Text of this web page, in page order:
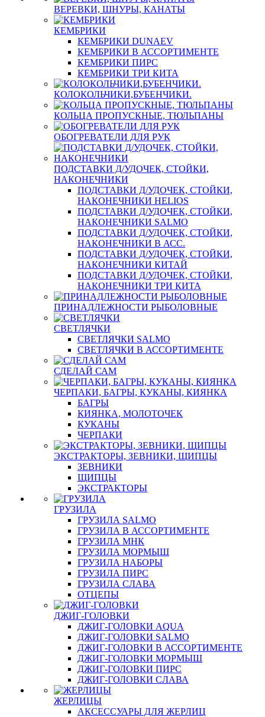
ВЕРЕВКИ, ШНУРЫ, КАНАТЫ
КЕМБРИКИ
КЕМБРИКИ DUNAEV
КЕМБРИКИ В АССОРТИМЕНТЕ
КЕМБРИКИ ПИРС
КЕМБРИКИ ТРИ КИТА
КОЛОКОЛЬЧИКИ,БУБЕНЧИКИ.
КОЛЬЦА ПРОПУСКНЫЕ, ТЮЛЬПАНЫ
ОБОГРЕВАТЕЛИ ДЛЯ РУК
ПОДСТАВКИ Д/УДОЧЕК, СТОЙКИ,
НАКОНЕЧНИКИ
ПОДСТАВКИ Д/УДОЧЕК, СТОЙКИ,
НАКОНЕЧНИКИ HELIOS
ПОДСТАВКИ Д/УДОЧЕК, СТОЙКИ,
НАКОНЕЧНИКИ SALMO
ПОДСТАВКИ Д/УДОЧЕК, СТОЙКИ,
НАКОНЕЧНИКИ В АСС.
ПОДСТАВКИ Д/УДОЧЕК, СТОЙКИ,
НАКОНЕЧНИКИ КИТАЙ
ПОДСТАВКИ Д/УДОЧЕК, СТОЙКИ,
НАКОНЕЧНИКИ ТРИ КИТА
ПРИНАДЛЕЖНОСТИ РЫБОЛОВНЫЕ
СВЕТЛЯЧКИ
СВЕТЛЯЧКИ SALMO
СВЕТЛЯЧКИ В АССОРТИМЕНТЕ
СДЕЛАЙ САМ
ЧЕРПАКИ, БАГРЫ, КУКАНЫ, КИЯНКА
БАГРЫ
КИЯНКА, МОЛОТОЧЕК
КУКАНЫ
ЧЕРПАКИ
ЭКСТРАКТОРЫ, ЗЕВНИКИ, ЩИПЦЫ
ЗЕВНИКИ
ЩИПЦЫ
ЭКСТРАКТОРЫ
ГРУЗИЛА
ГРУЗИЛА SALMO
ГРУЗИЛА В АССОРТИМЕНТЕ
ГРУЗИЛА МНК
ГРУЗИЛА МОРМЫШ
ГРУЗИЛА НАБОРЫ
ГРУЗИЛА ПИРС
ГРУЗИЛА СЛАВА
ОТЦЕПЫ
ДЖИГ-ГОЛОВКИ
ДЖИГ-ГОЛОВКИ AQUA
ДЖИГ-ГОЛОВКИ SALMO
ДЖИГ-ГОЛОВКИ В АССОРТИМЕНТЕ
ДЖИГ-ГОЛОВКИ МОРМЫШ
ДЖИГ-ГОЛОВКИ ПИРС
ДЖИГ-ГОЛОВКИ СЛАВА
ЖЕРЛИЦЫ
АКСЕССУАРЫ ДЛЯ ЖЕРЛИЦ